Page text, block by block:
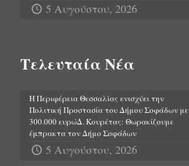
5 Αυγούστου, 2026
Τελευταία Νέα
Η Περιφέρεια Θεσσαλίας ενισχύει την
Πολιτική Προστασία του Δήμου Σοφάδων με
300.000 ευρώΔ. Κουρέτας: Θωρακίζουμε
έμπρακτα τον Δήμο Σοφάδων
5 Αυγούστου, 2026